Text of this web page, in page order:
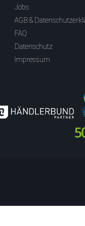
Jobs
AGB &
FAQ
Datenschutz
Impressum